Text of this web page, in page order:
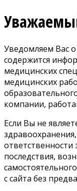
Уведомляем Вас
содержится
медицинских
медицинских
компании,
Если Вы не
последствия,
с сайта без